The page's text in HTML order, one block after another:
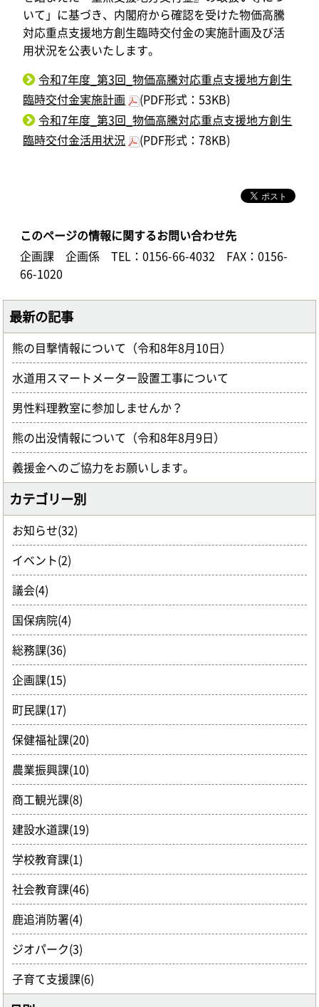
いて」に基づき、内閣府から確認を受けた物価高騰
対応重点支援地方創生臨時交付金の実施計画及び活
用状況を公表いたします。
令和7年度_第3回_物価高騰対応重点支援地方創生
臨時交付金実施計画
(PDF形式：53KB)
令和7年度_第3回_物価高騰対応重点支援地方創生
臨時交付金活用状況
(PDF形式：78KB)
このページの情報に関するお問い合わせ先
企画課 企画係
TEL：0156-66-4032
FAX：0156-
66-1020
最新の記事
熊の目撃情報について（令和8年8月10日）
水道用スマートメーター設置工事について
男性料理教室に参加しませんか？
熊の出没情報について（令和8年8月9日）
義援金へのご協力をお願いします。
カテゴリー別
お知らせ(32)
イベント(2)
議会(4)
国保病院(4)
総務課(36)
企画課(15)
町民課(17)
保健福祉課(20)
農業振興課(10)
商工観光課(8)
建設水道課(19)
学校教育課(1)
社会教育課(46)
鹿追消防署(4)
ジオパーク(3)
子育て支援課(6)